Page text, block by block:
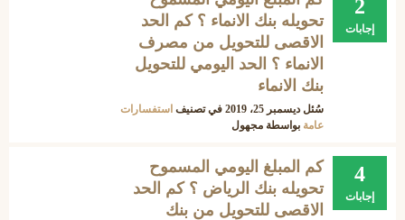
2
إجابات
تحويله بنك الانماء ؟ كم الحد
الاقصى للتحويل من مصرف
الانماء ؟ الحد اليومي للتحويل
بنك الانماء
سُئل ديسمبر 25، 2019 في تصنيف استفسارات
عامة بواسطة مجهول
4
إجابات
كم المبلغ اليومي المسموح
تحويله بنك الرياض ؟ كم الحد
الاقصى للتحويل من بنك